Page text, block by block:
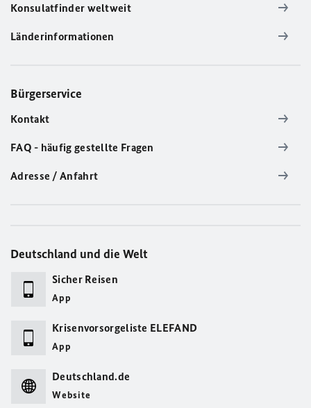
Konsulatfinder weltweit
Länderinformationen
Bürgerservice
Kontakt
FAQ - häufig gestellte Fragen
Adresse / Anfahrt
Deutschland und die Welt
Sicher Reisen
App
Krisenvorsorgeliste ELEFAND
App
Deutschland.de
Website